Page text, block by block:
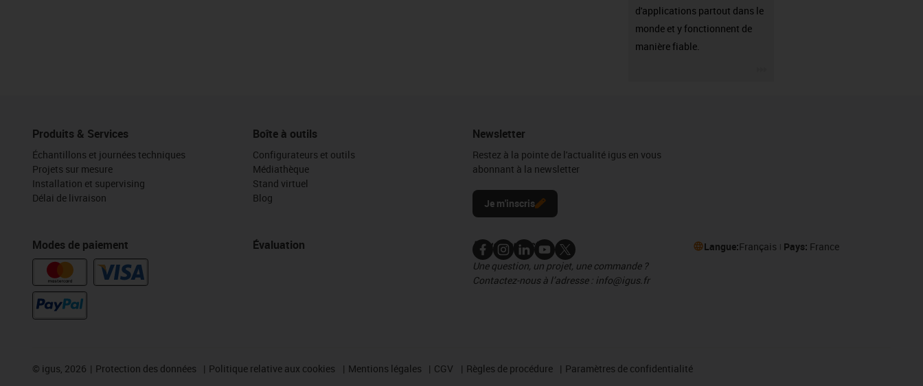
d'applications partout dans le
monde et y fonctionnent de
manière fiable.
Produits & Services
Échantillons et journées techniques
Projets sur mesure
Installation et supervising
Délai de livraison
Modes de paiement
Boîte à outils
Configurateurs et outils
Médiathèque
Stand virtuel
Blog
Évaluation
Newsletter
Restez à la pointe de l'actualité igus en vous
abonnant à la newsletter
Je m'inscris
Nous contacter
Une question, un projet, une commande ?
Contactez-nous à l’adresse : info@igus.fr
Langue:Français Pays: France
© igus, 2026 Protection des données Politique relative aux cookies Mentions légales CGV Règles de procédure Paramètres de confidentialité